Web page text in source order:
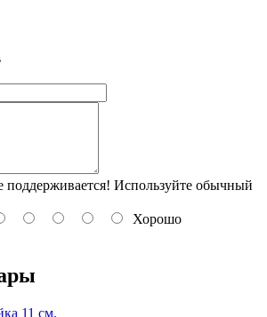
поддерживается! Используйте обычный
Хорошо